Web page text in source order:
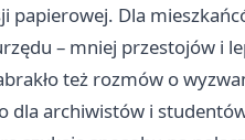
papierowej. Dla
– mniej przestojów i
też rozmów o
dla archiwistów i